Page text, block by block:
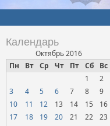
Календарь
Октябрь 2016
Пн
Вт Ср Чт Пт Сб Вс
1
2
3
4 5 6 7 8
9
10
11 12 13 14 15
16
17
18 19 20 21 22
23